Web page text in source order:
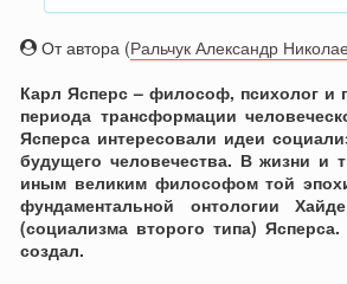
От автора (Ральчук Александр
Карл Ясперс – философ, психолог и
периода трансформации
Ясперса интересовали идеи
будущего человечества. В жизни и
иным великим философом той
фундаментальной онтологии
(социализма второго типа)
создал.